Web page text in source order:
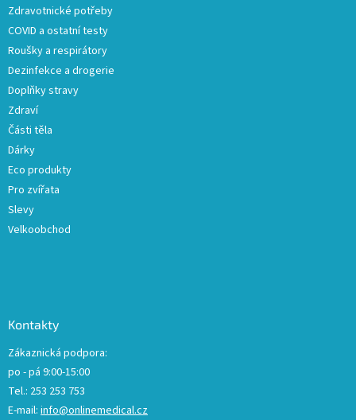
Zdravotnické potřeby
COVID a ostatní testy
Roušky a respirátory
Dezinfekce a drogerie
Doplňky stravy
Zdraví
Části těla
Dárky
Eco produkty
Pro zvířata
Slevy
Velkoobchod
Kontakty
Zákaznická podpora:
po - pá 9:00-15:00
Tel.: 253 253 753
E-mail: info@onlinemedical.cz